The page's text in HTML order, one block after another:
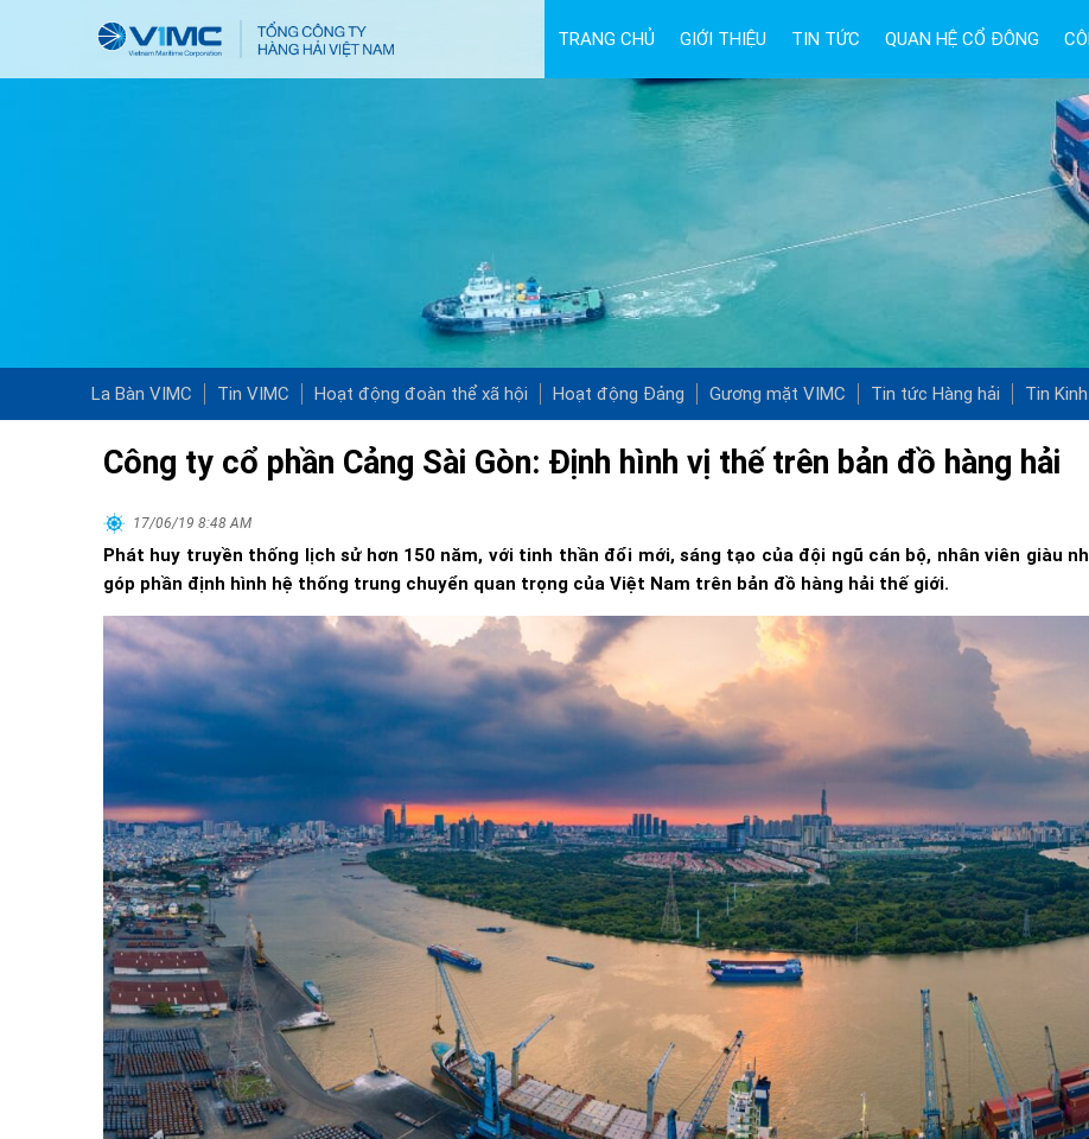
TRANG CHỦ GIỚI THIỆU TIN TỨC QUAN HỆ CỔ ĐÔNG
La Bàn VIMC Tin VIMC Hoạt động đoàn thể xã hội Hoạt động Đảng Gương mặt VIMC Tin tức Hàng hải Tin
Công ty cổ phần Cảng Sài Gòn: Định hình vị thế trên bản đồ hàng hải
17/06/19 8:48 AM
Phát huy truyền thống lịch sử hơn 150 năm, với tinh thần đổi mới, sáng tạo của đội ngũ cán bộ, nhân viên giàu
góp phần định hình hệ thống trung chuyển quan trọng của Việt Nam trên bản đồ hàng hải thế giới.